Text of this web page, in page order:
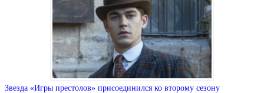
Звезда «Игры престолов» присоединился ко второму сезону